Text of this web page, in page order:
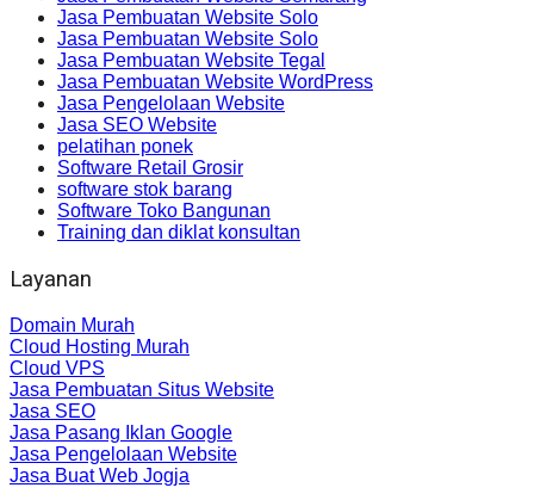
Jasa Pembuatan Website Solo
Jasa Pembuatan Website Solo
Jasa Pembuatan Website Tegal
Jasa Pembuatan Website WordPress
Jasa Pengelolaan Website
Jasa SEO Website
pelatihan ponek
Software Retail Grosir
software stok barang
Software Toko Bangunan
Training dan diklat konsultan
Layanan
Domain Murah
Cloud Hosting Murah
Cloud VPS
Jasa Pembuatan Situs Website
Jasa SEO
Jasa Pasang Iklan Google
Jasa Pengelolaan Website
Jasa Buat Web Jogja